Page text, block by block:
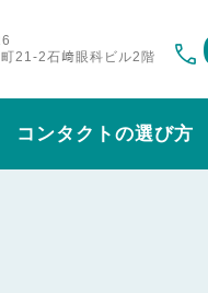
21-2石﨑眼科ビル2階
コンタクトの選び方